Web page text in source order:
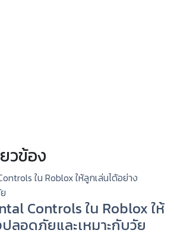
วข้อง
Controls ใน Roblox ให้
ลอดภัยและเหมาะกับวัย